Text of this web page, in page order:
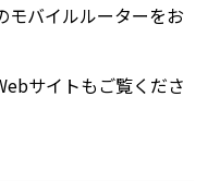
バイルルーターをお
サイトもご覧くださ